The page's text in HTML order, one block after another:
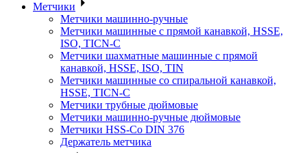
Метчики
Метчики машинно-ручные
Метчики машинные с прямой канавкой, HSSE,
ISO, TICN-C
Метчики шахматные машинные с прямой
канавкой, HSSE, ISO, TIN
Метчики машинные со спиральной канавкой,
HSSE, TICN-C
Метчики трубные дюймовые
Метчики машинно-ручные дюймовые
Метчики HSS-Co DIN 376
Держатель метчика